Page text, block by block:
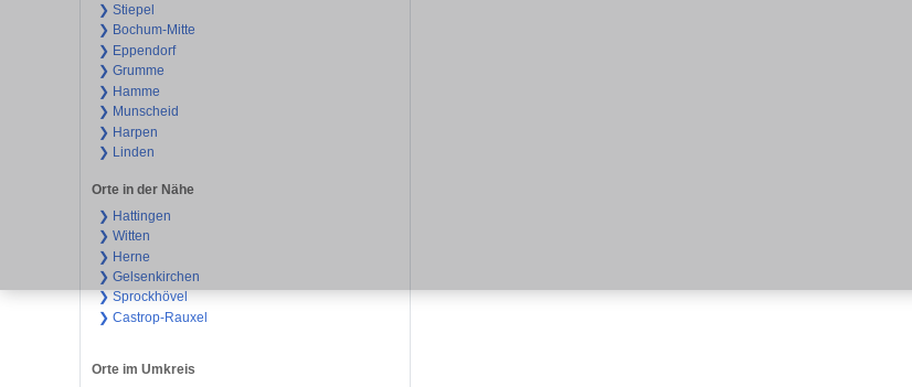
❯ Stiepel
❯ Bochum-Mitte
❯ Eppendorf
❯ Grumme
❯ Hamme
❯ Munscheid
❯ Harpen
❯ Linden
Orte in der Nähe
❯ Hattingen
❯ Witten
❯ Herne
❯ Gelsenkirchen
❯ Sprockhövel
❯ Castrop-Rauxel
Orte im Umkreis